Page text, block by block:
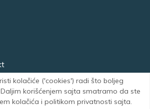
kolačiće ('cookies') radi što boljeg
korišćenjem sajta smatramo da ste
kolačića i politikom privatnosti sajta.